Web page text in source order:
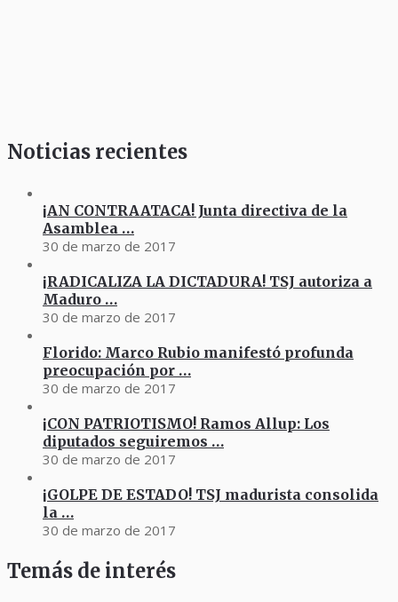
Noticias recientes
¡AN CONTRAATACA! Junta directiva de la
Asamblea …
30 de marzo de 2017
¡RADICALIZA LA DICTADURA! TSJ autoriza a
Maduro …
30 de marzo de 2017
Florido: Marco Rubio manifestó profunda
preocupación por …
30 de marzo de 2017
¡CON PATRIOTISMO! Ramos Allup: Los
diputados seguiremos …
30 de marzo de 2017
¡GOLPE DE ESTADO! TSJ madurista consolida
la …
30 de marzo de 2017
Temás de interés